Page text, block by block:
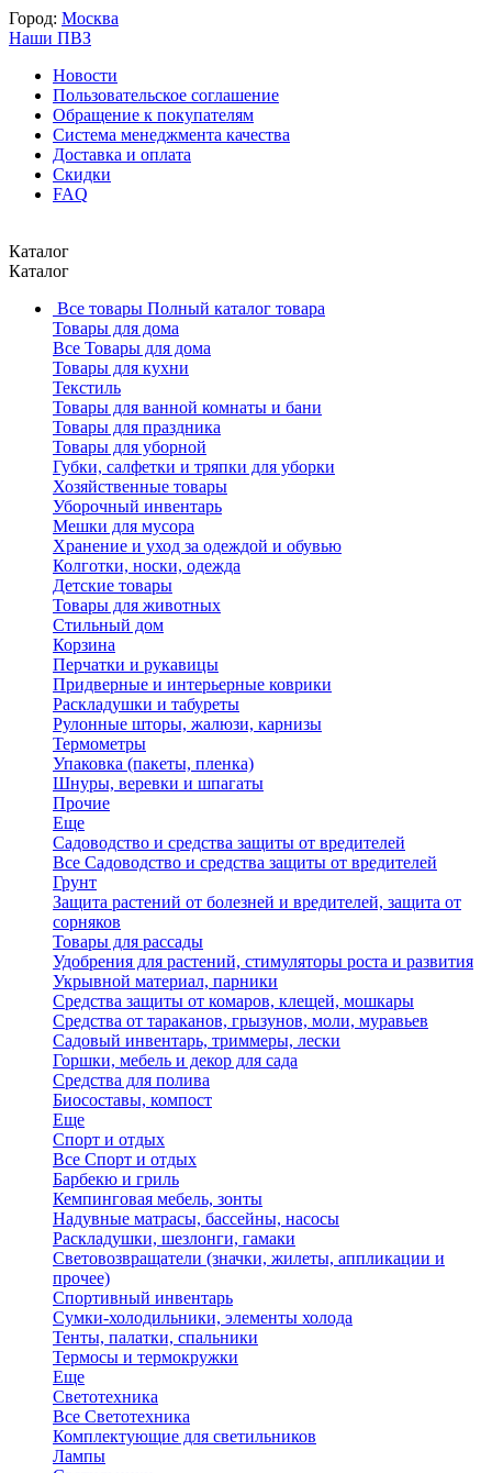
Город: Москва
Наши ПВЗ
Новости
Пользовательское соглашение
Обращение к покупателям
Система менеджмента качества
Доставка и оплата
Скидки
FAQ
Каталог
Каталог
Все товары Полный каталог товара
Товары для дома
Все Товары для дома
Товары для кухни
Текстиль
Товары для ванной комнаты и бани
Товары для праздника
Товары для уборной
Губки, салфетки и тряпки для уборки
Хозяйственные товары
Уборочный инвентарь
Мешки для мусора
Хранение и уход за одеждой и обувью
Колготки, носки, одежда
Детские товары
Товары для животных
Стильный дом
Корзина
Перчатки и рукавицы
Придверные и интерьерные коврики
Раскладушки и табуреты
Рулонные шторы, жалюзи, карнизы
Термометры
Упаковка (пакеты, пленка)
Шнуры, веревки и шпагаты
Прочие
Еще
Садоводство и средства защиты от вредителей
Все Садоводство и средства защиты от вредителей
Грунт
Защита растений от болезней и вредителей, защита от
сорняков
Товары для рассады
Удобрения для растений, стимуляторы роста и развития
Укрывной материал, парники
Средства защиты от комаров, клещей, мошкары
Средства от тараканов, грызунов, моли, муравьев
Садовый инвентарь, триммеры, лески
Горшки, мебель и декор для сада
Средства для полива
Биосоставы, компост
Еще
Спорт и отдых
Все Спорт и отдых
Барбекю и гриль
Кемпинговая мебель, зонты
Надувные матрасы, бассейны, насосы
Раскладушки, шезлонги, гамаки
Световозвращатели (значки, жилеты, аппликации и
прочее)
Спортивный инвентарь
Сумки-холодильники, элементы холода
Тенты, палатки, спальники
Термосы и термокружки
Еще
Светотехника
Все Светотехника
Комплектующие для светильников
Лампы